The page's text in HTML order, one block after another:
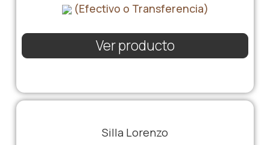
(Efectivo o Transferencia)
Ver producto
Silla Lorenzo